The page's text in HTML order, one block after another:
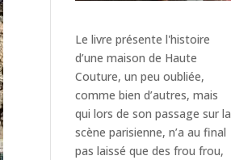
Le livre présente l'histoire
d’une maison de Haute
Couture, un peu oubliée,
comme bien d’autres, mais
qui lors de son passage sur la
scène parisienne, n’a au final
pas laissé que des frou frou,